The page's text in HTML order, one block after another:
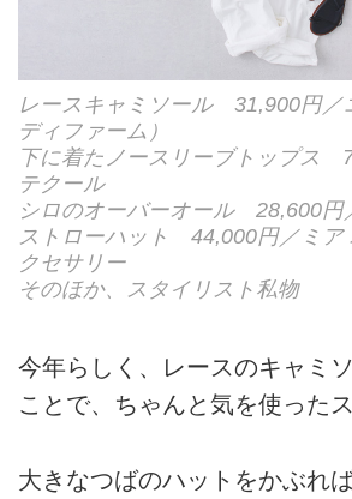
レースキャミソール 31,900円／
ディファーム）
下に着たノースリーブトップス
テクール
シロのオーバーオール 28,600円
ストローハット 44,000円／ミア
クセサリー
そのほか、スタイリスト私物
今年らしく、レースのキャミ
ことで、ちゃんと気を使った
大きなつばのハットをかぶれ